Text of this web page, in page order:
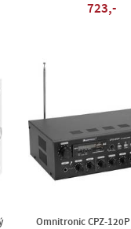
723,-
Omnitronic CPZ-120P